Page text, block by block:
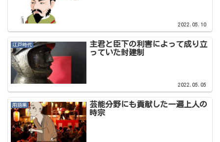
2022.05.10
江戸時代
主君と臣下の利害によって成り立
っていた封建制
2022.05.05
用語集
芸能分野にも貢献した一遍上人の
時宗